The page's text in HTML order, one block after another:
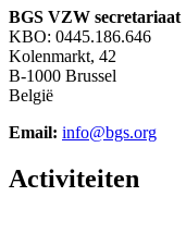
BGS VZW secretariaat
KBO: 0445.186.646
Kolenmarkt, 42
B-1000 Brussel
België
Email: info@bgs.org
Activiteiten